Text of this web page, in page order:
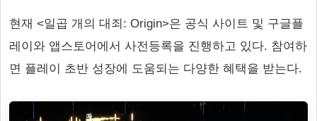
현재 <일곱 개의 대죄: Origin>은 공식 사이트 및 구글플
레이와 앱스토어에서 사전등록을 진행하고 있다. 참여하
면 플레이 초반 성장에 도움되는 다양한 혜택을 받는다.